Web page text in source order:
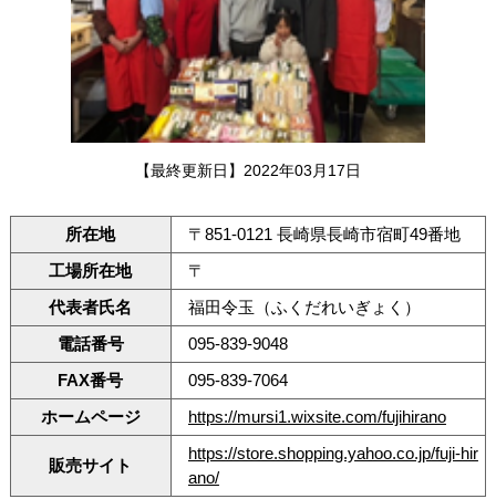
【最終更新日】2022年03月17日
所在地
〒851-0121 長崎県長崎市宿町49番地
工場所在地
〒
代表者氏名
福田令玉（ふくだれいぎょく）
電話番号
095-839-9048
FAX番号
095-839-7064
ホームページ
https://mursi1.wixsite.com/fujihirano
販売サイト
https://store.shopping.yahoo.co.jp/fuji-hir
ano/